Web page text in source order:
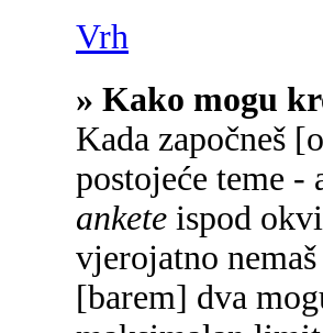
Vrh
» Kako mogu
Kada započneš
postojeće teme
ankete ispod
vjerojatno
[barem] dva